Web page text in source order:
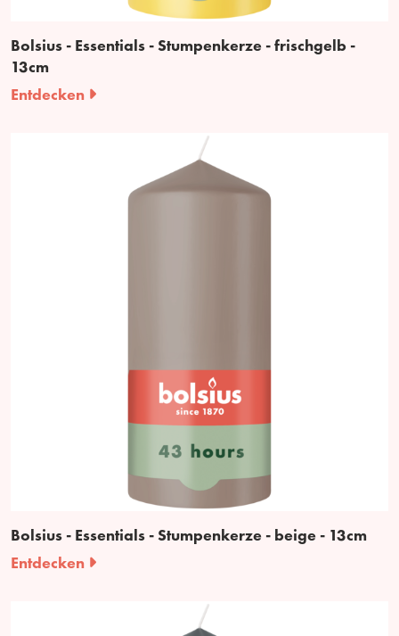
Bolsius - Essentials - Stumpenkerze - frischgelb -
13cm
Entdecken
Bolsius - Essentials - Stumpenkerze - beige - 13cm
Entdecken